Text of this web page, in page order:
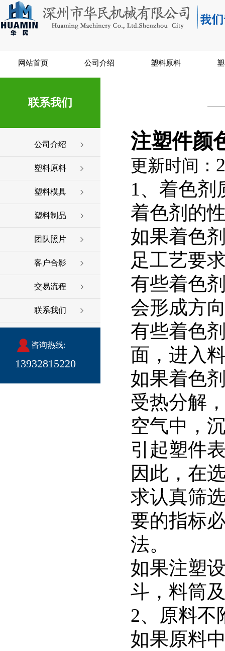
网站首页 公司介绍 塑料原料
联系我们
公司介绍
塑料原料
塑料模具
塑料制品
团队照片
客户合影
交易流程
联系我们
咨询热线:
13932815220
注塑件颜
更新时间：
1、着色剂
着色剂的
如果着色
足工艺要
有些着色
会形成方
有些着色
面，进入
如果着色
受热分解
空气中，
引起塑件
因此，在
求认真筛
要的指标
法。
如果注塑
斗，料筒
2、原料不
如果原料